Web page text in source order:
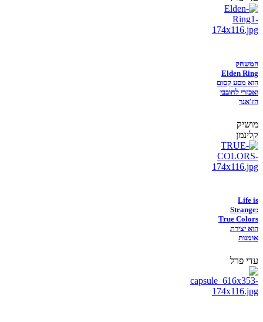
המשחק
Elden Ring
הוא מסע קסום
ואכזרי לחובבי
הז'אנר
מושיק
קלינמן
Life is
Strange:
True Colors
הוא יצירת
אומנות
עדי פרל